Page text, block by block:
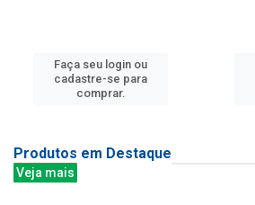
Faça seu login ou
cadastre-se para
comprar.
Produtos em Destaque
Veja mais